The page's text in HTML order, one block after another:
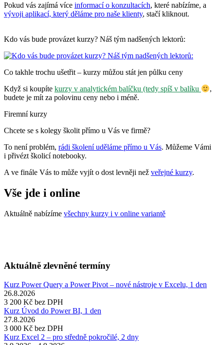
Pokud vás zajímá více informací o konzultacích, které nabízíme, a
vývoji aplikací, který děláme pro naše klienty, stačí kliknout.
Kdo vás bude provázet kurzy? Náš tým nadšených lektorů:
Co takhle trochu ušetřit – kurzy můžou stát jen půlku ceny
Když si koupíte kurzy v analytickém balíčku (tedy spíš v balíku
,
budete je mít za polovinu ceny nebo i méně.
Firemní kurzy
Chcete se s kolegy školit přímo u Vás ve firmě?
To není problém, rádi školení uděláme přímo u Vás. Můžeme Vámi
i přivézt školicí notebooky.
A ve finále Vás to může vyjít o dost levněji než veřejné kurzy.
Vše jde i online
Aktuálně nabízíme všechny kurzy i v online variantě
Aktuálně zlevněné termíny
Kurz Power Query a Power Pivot – nové nástroje v Excelu, 1 den
26.8.2026
3 200 Kč bez DPH
Kurz Úvod do Power BI, 1 den
27.8.2026
3 000 Kč bez DPH
Kurz Excel 2 – pro středně pokročilé, 2 dny